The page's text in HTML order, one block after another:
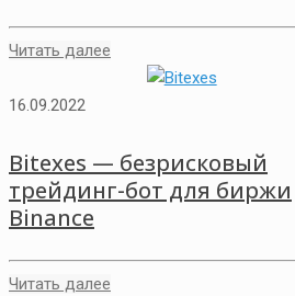
Читать далее
16.09.2022
Bitexes — безрисковый
трейдинг-бот для биржи
Binance
Читать далее